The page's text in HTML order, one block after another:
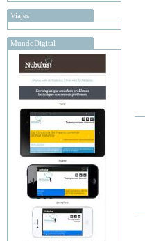
Viajes
MundoDigital